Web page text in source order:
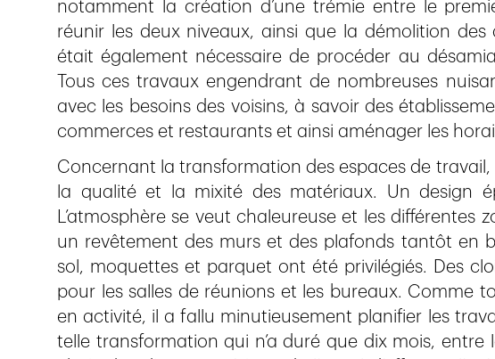
notamment la création d’une trémie entre le
réunir les deux niveaux, ainsi que la démolition des
était également nécessaire de procéder au
Tous ces travaux engendrant de nombreuses
avec les besoins des voisins, à savoir des
commerces et restaurants et ainsi aménager les
Concernant la transformation des espaces de travail,
la qualité et la mixité des matériaux. Un design
L’atmosphère se veut chaleureuse et les différentes
un revêtement des murs et des plafonds tantôt en
sol, moquettes et parquet ont été privilégiés. Des
pour les salles de réunions et les bureaux. Comme
en activité, il a fallu minutieusement planifier les
telle transformation qui n’a duré que dix mois,